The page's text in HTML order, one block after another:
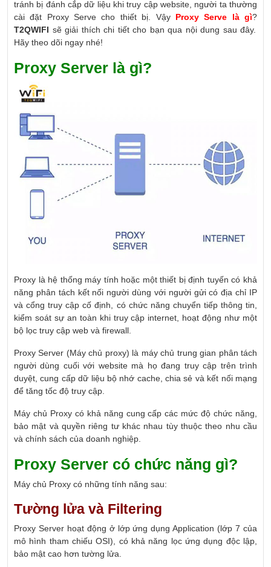
tránh bị đánh cắp dữ liệu khi truy cập website, người ta thường
cài đặt Proxy Serve cho thiết bị. Vậy Proxy Serve là gì?
T2QWIFI sẽ giải thích chi tiết cho bạn qua nội dung sau đây.
Hãy theo dõi ngay nhé!
Proxy Server là gì?
Proxy là hệ thống máy tính hoặc một thiết bị định tuyến có khả
năng phân tách kết nối người dùng với người gửi có địa chỉ IP
và cổng truy cập cố định, có chức năng chuyển tiếp thông tin,
kiểm soát sự an toàn khi truy cập internet, hoạt động như một
bộ lọc truy cập web và firewall.
Proxy Server (Máy chủ proxy) là máy chủ trung gian phân tách
người dùng cuối với website mà họ đang truy cập trên trình
duyệt, cung cấp dữ liệu bộ nhớ cache, chia sẻ và kết nối mạng
để tăng tốc độ truy cập.
Máy chủ Proxy có khả năng cung cấp các mức độ chức năng,
bảo mật và quyền riêng tư khác nhau tùy thuộc theo nhu cầu
và chính sách của doanh nghiệp.
Proxy Server có chức năng gì?
Máy chủ Proxy có những tính năng sau:
Tường lửa và Filtering
Proxy Server hoạt động ở lớp ứng dụng Application (lớp 7 của
mô hình tham chiếu OSI), có khả năng lọc ứng dụng độc lập,
bảo mật cao hơn tường lửa.